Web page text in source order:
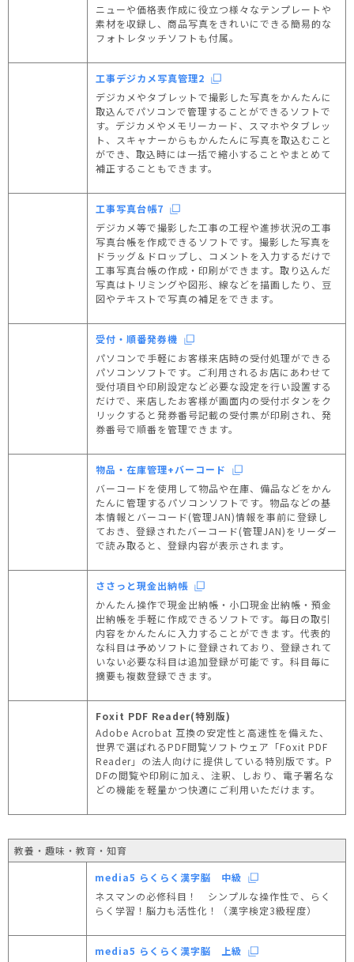
ニューや価格表作成に役立つ様々なテンプレートや
素材を収録し、商品写真をきれいにできる簡易的な
フォトレタッチソフトも付属。
工事デジカメ写真管理2
デジカメやタブレットで撮影した写真をかんたんに
取込んでパソコンで管理することができるソフトで
す。デジカメやメモリーカード、スマホやタブレッ
ト、スキャナーからもかんたんに写真を取込むこと
ができ、取込時には一括で縮小することやまとめて
補正することもできます。
工事写真台帳7
デジカメ等で撮影した工事の工程や進捗状況の工事
写真台帳を作成できるソフトです。撮影した写真を
ドラッグ＆ドロップし、コメントを入力するだけで
工事写真台帳の作成・印刷ができます。取り込んだ
写真はトリミングや図形、線などを描画したり、豆
図やテキストで写真の補足をできます。
受付・順番発券機
パソコンで手軽にお客様来店時の受付処理ができる
パソコンソフトです。ご利用されるお店にあわせて
受付項目や印刷設定など必要な設定を行い設置する
だけで、来店したお客様が画面内の受付ボタンをク
リックすると発券番号記載の受付票が印刷され、発
券番号で順番を管理できます。
物品・在庫管理+バーコード
バーコードを使用して物品や在庫、備品などをかん
たんに管理するパソコンソフトです。物品などの基
本情報とバーコード(管理JAN)情報を事前に登録し
ておき、登録されたバーコード(管理JAN)をリーダー
で読み取ると、登録内容が表示されます。
ささっと現金出納帳
かんたん操作で現金出納帳・小口現金出納帳・預金
出納帳を手軽に作成できるソフトです。毎日の取引
内容をかんたんに入力することができます。代表的
な科目は予めソフトに登録されており、登録されて
いない必要な科目は追加登録が可能です。科目毎に
摘要も複数登録できます。
Foxit PDF Reader(特別版)
Adobe Acrobat 互換の安定性と高速性を備えた、
世界で選ばれるPDF閲覧ソフトウェア「Foxit PDF
Reader」の法人向けに提供している特別版です。P
DFの閲覧や印刷に加え、注釈、しおり、電子署名な
どの機能を軽量かつ快適にご利用いただけます。
教養・趣味・教育・知育
media5 らくらく漢字脳 中級
ネスマンの必修科目！ シンプルな操作性で、らく
らく学習！脳力も活性化！（漢字検定3級程度）
media5 らくらく漢字脳 上級